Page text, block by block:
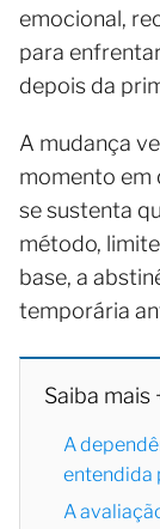
emocional,
para
depois da
A mudança
momento em
se sustenta
método,
base, a
temporária
Saiba mais
A
entendida
A